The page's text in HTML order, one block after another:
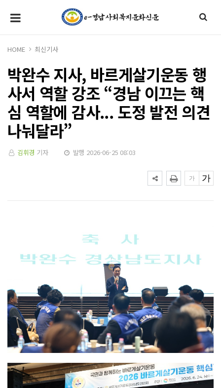
HOME 최신기사
박완수 지사, 바르게살기운동 행
사서 역할 강조 “경남 이끄는 핵
심 역할에 감사... 도정 발전 의견
나눠달라”
김휘경 기자 발행 2026-06-25 08:03